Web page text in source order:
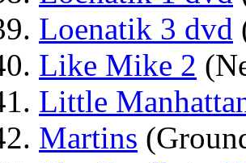
Loenatik 3 dvd
Like Mike 2
Little
Martins